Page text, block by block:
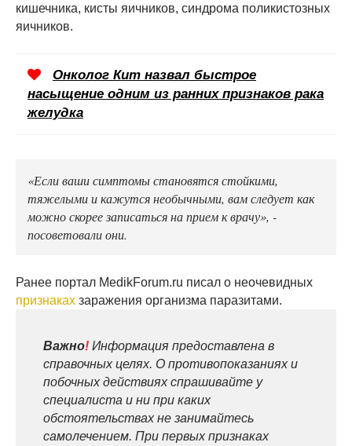
кишечника, кисты яичников, синдрома поликистозных
яичников.
Онколог Кит назвал быстрое
насыщение одним из ранних признаков рака
желудка
«Если ваши симптомы становятся стойкими,
тяжелыми и кажутся необычными, вам следует как
можно скорее записаться на прием к врачу», -
посоветовали они.
Ранее портал MedikForum.ru писал о неочевидных
признаках заражения организма паразитами.
Важно! Информация предоставлена в
справочных целях. О противопоказаниях и
побочных действиях спрашивайте у
специалиста и ни при каких
обстоятельствах не занимайтесь
самолечением. При первых признаках